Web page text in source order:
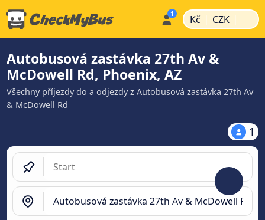
Kč | CZK |
Autobusová zastávka 27th Av &
McDowell Rd, Phoenix, AZ
Všechny příjezdy do a odjezdy z Autobusová zastávka 27th Av
& McDowell Rd
1